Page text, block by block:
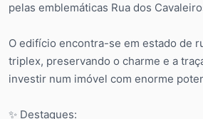
pelas emblemáticas Rua dos
O edifício encontra-se em estado de
triplex, preservando o charme e a
investir num imóvel com enorme
✨ Destaques: